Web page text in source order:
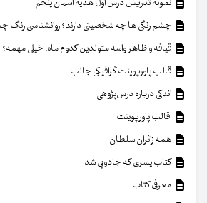
نمونه تدریس درس اول هدیه آسمان پنجم
چشم رنگی ها چه شخصیتی دارند؟ روانشناسی رنگ
قیافه و ظاهر واسه متولدین کدوم ماه، خیلی مهمه؟
قالب پاورپوینت گرافیکی جالب
اندکی درباره درس‌پژوهی
قالب پاورپوینت
همه زائران سلطان
کتاب پسری که جادویی شد
معرفی کتاب